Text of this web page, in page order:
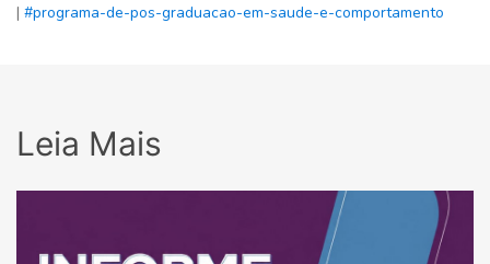
| #programa-de-pos-graduacao-em-saude-e-comportamento
Leia Mais